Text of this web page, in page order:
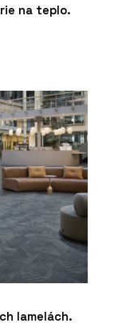
na teplo.
lamelách.